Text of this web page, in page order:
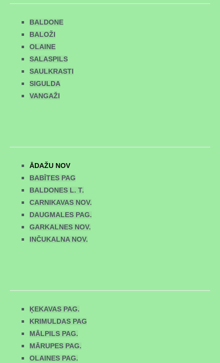
BALDONE
BALOŽI
OLAINE
SALASPILS
SAULKRASTI
SIGULDA
VANGAŽI
ĀDAŽU NOV
BABĪTES PAG
BALDONES L. T.
CARNIKAVAS NOV.
DAUGMALES PAG.
GARKALNES NOV.
INČUKALNA NOV.
ĶEKAVAS PAG.
KRIMULDAS PAG
MĀLPILS PAG.
MĀRUPES PAG.
OLAINES PAG.